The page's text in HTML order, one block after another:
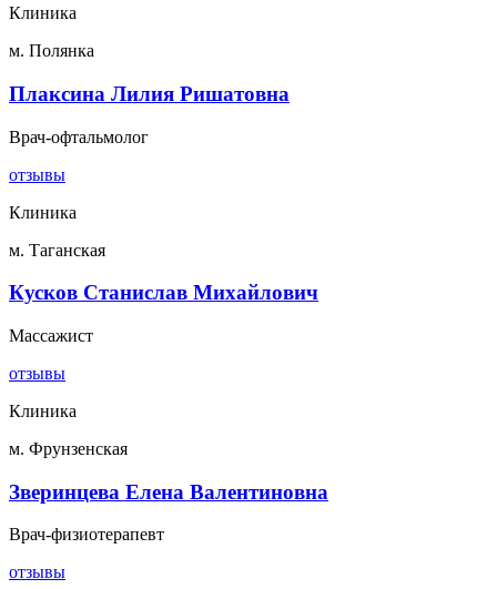
Клиника
м. Полянка
Плаксина Лилия Ришатовна
Врач-офтальмолог
отзывы
Клиника
м. Таганская
Кусков Станислав Михайлович
Массажист
отзывы
Клиника
м. Фрунзенская
Зверинцева Елена Валентиновна
Врач-физиотерапевт
отзывы